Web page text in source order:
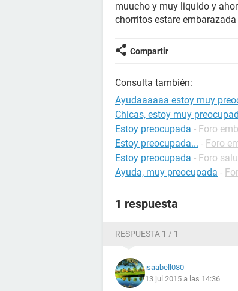
muucho y muy liquido y
chorritos estare embarazada
Compartir
Consulta también:
Ayudaaaaaa estoy muy
Chicas, estoy muy
Estoy preocupada - Foro
Estoy preocupada... - Foro
Estoy preocupada - Foro
Ayuda, muy preocupada -
1 respuesta
RESPUESTA 1 / 1
isaabell080
13 jul 2015 a las 14:36